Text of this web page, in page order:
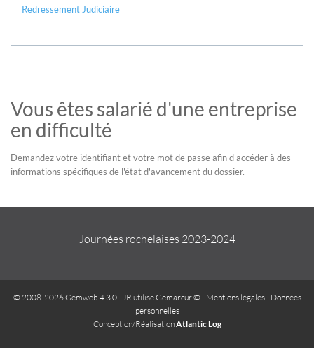
Redressement Judiciaire
Vous êtes salarié d'une entreprise
en difficulté
Demandez votre identifiant et votre mot de passe afin d'accéder à des
informations spécifiques de l'état d'avancement du dossier.
Journées rochelaises 2023-2024
© 2008-2026 Gemweb 4.3.0- JR utiliseGemarcur © - Mentions légales- Données
personnelles
Conception/RéalisationAtlantic Log